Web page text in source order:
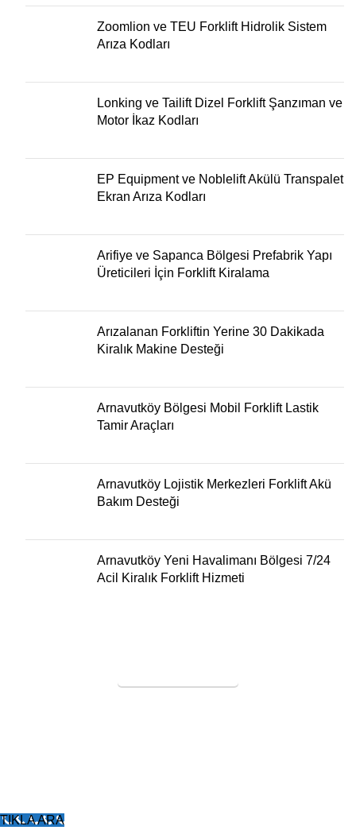
Zoomlion ve TEU Forklift Hidrolik Sistem
Arıza Kodları
Lonking ve Tailift Dizel Forklift Şanzıman ve
Motor İkaz Kodları
EP Equipment ve Noblelift Akülü Transpalet
Ekran Arıza Kodları
Arifiye ve Sapanca Bölgesi Prefabrik Yapı
Üreticileri İçin Forklift Kiralama
Arızalanan Forkliftin Yerine 30 Dakikada
Kiralık Makine Desteği
Arnavutköy Bölgesi Mobil Forklift Lastik
Tamir Araçları
Arnavutköy Lojistik Merkezleri Forklift Akü
Bakım Desteği
Arnavutköy Yeni Havalimanı Bölgesi 7/24
Acil Kiralık Forklift Hizmeti
SERVİS TALEBİ
TIKLA ARA